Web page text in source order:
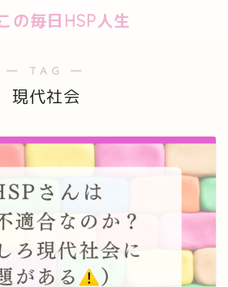
の毎日HSP人生
― TAG ―
現代社会